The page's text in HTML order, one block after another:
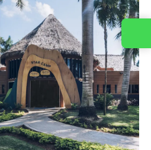
Contacta con nosotros